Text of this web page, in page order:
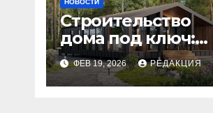
НОВОСТИ
Строительство
дома под ключ:
этапы и
планирование
бюджета
ФЕВ 19, 2026 РЕДАКЦИЯ